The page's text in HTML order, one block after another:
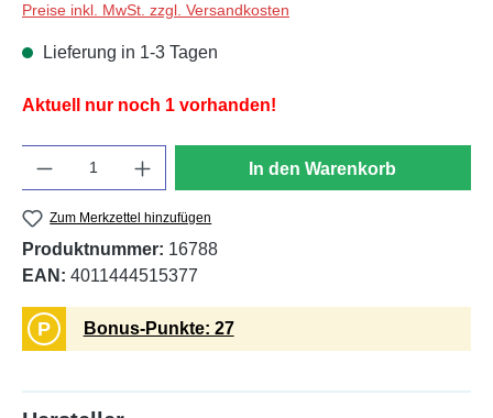
Preise inkl. MwSt. zzgl. Versandkosten
Lieferung in 1-3 Tagen
Aktuell nur noch 1 vorhanden!
In den Warenkorb
Zum Merkzettel hinzufügen
Produktnummer: 16788
EAN: 4011444515377
P Bonus-Punkte: 27